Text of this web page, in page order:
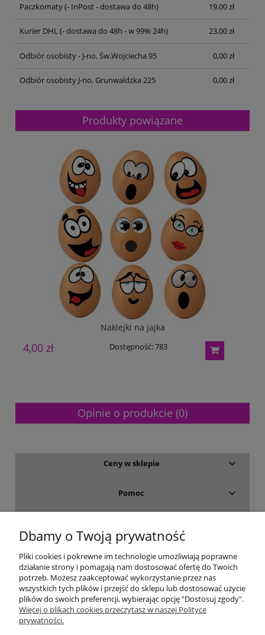
Paczkomaty(- InPost - dostawa do 48h) 19,00 zł
Kurier DHL(- dostawa do 48h - w 99% 24h) 23,00 zł
Odbiór osobisty - J-no, Św.Wojciecha 95 0,00 zł
Odbiór osobisty J-no, Grunwaldzka 225 0,00 zł
Produkty powiązane
Naklejki na jajka
4,00 zł Dostępność:783
Opinie o produkcie (0)
Ceny w sklepie
Pomoc
Moje konto
Gwarancja i zwroty
O firmie
Dbamy o Twoją prywatność
Pliki cookies i pokrewne im technologie umożliwiają poprawne
działanie strony i pomagają nam dostosować ofertę do Twoich
potrzeb. Możesz zaakceptować wykorzystanie przez nas
wszystkich tych plików i przejść do sklepu lub dostosować użycie
plików do swoich preferencji, wybierając opcję "Dostosuj zgody".
Więcej o plikach cookies przeczytasz w naszej Polityce
prywatności.